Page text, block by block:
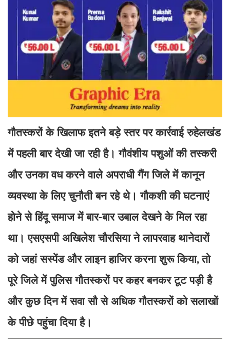
गौतस्करों के खिलाफ इतने बड़े स्तर पर कार्रवाई रुहेलखंड
में पहली बार देखी जा रही है। गौवंशीय पशुओं की तस्करी
और उनका वध करने वाले अपराधी गैंग जिले में कानून
व्यवस्था के लिए चुनौती बन रहे थे। गौकशी की घटनाएं
होने से हिंदू समाज में बार-बार उबाल देखने के मिल रहा
था। एसएसपी अखिलेश चौरसिया ने लापरवाह थानेदारों
को जहां सस्पेंड और लाइन हाजिर करना शुरू किया,तो
पूरे जिले में पुलिस गौतस्करों पर कहर बनकर टूट पड़ी है
और कुछ दिन में सवा सौ से अधिक गौतस्करों को सलाखों
के पीछे पहुंचा दिया है।